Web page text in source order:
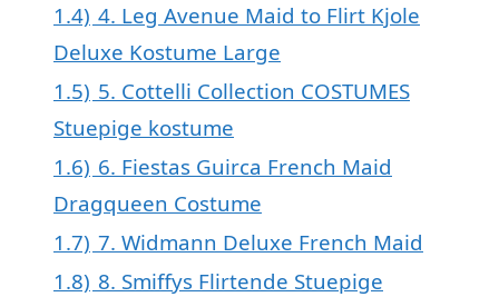
1.4) 4. Leg Avenue Maid to Flirt Kjole
Deluxe Kostume Large
1.5) 5. Cottelli Collection COSTUMES
Stuepige kostume
1.6) 6. Fiestas Guirca French Maid
Dragqueen Costume
1.7) 7. Widmann Deluxe French Maid
1.8) 8. Smiffys Flirtende Stuepige